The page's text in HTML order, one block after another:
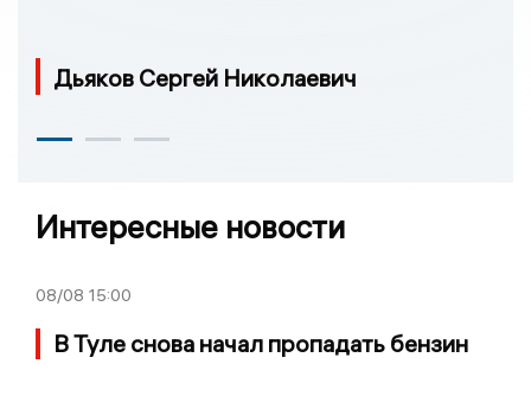
Дьяков Сергей Николаевич
Интересные новости
08/08 15:00
В Туле снова начал пропадать бензин